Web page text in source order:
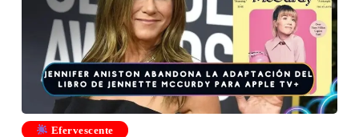
Efervescente